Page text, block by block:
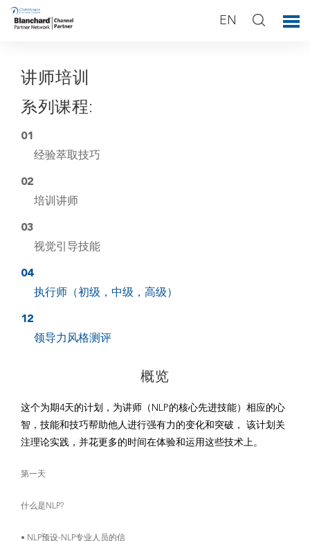
EN
讲师培训
系列课程:
01
经验萃取技巧
02
培训讲师
03
视觉引导技能
04
执行师（初级，中级，高级）
12
领导力风格测评
概览
这个为期4天的计划，为讲师（NLP的核心先进技能）相应的心
智，技能和技巧帮助他人进行强有力的变化和突破， 该计划关
注理论实践，并花更多的时间在体验和运用这些技术上。
第一天
什么是NLP?
• NLP预设-NLP专业人员的信